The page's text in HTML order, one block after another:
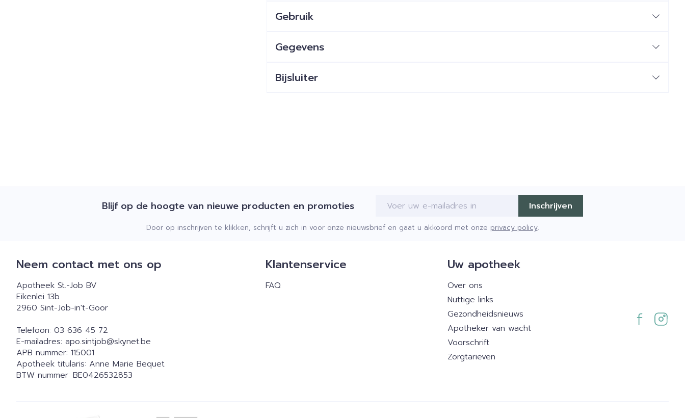
Gebruik
Gegevens
Bijsluiter
Blijf op de hoogte van nieuwe producten en promoties E-mail adres Inschrijven
Door op inschrijven te klikken, schrijft u zich in voor onze nieuwsbrief en gaat u akkoord met onze privacy policy.
Neem contact met ons op
Apotheek St.-Job BV
Eikenlei 13b
2960 Sint-Job-in't-Goor
Telefoon: 03 636 45 72
E-mailadres: apo.sintjob@skynet.be
APB nummer: 115001
Apotheek titularis: Anne Marie Bequet
BTW nummer: BE0426532853
Klantenservice
FAQ
Uw apotheek
Over ons
Nuttige links
Gezondheidsnieuws
Apotheker van wacht
Voorschrift
Zorgtarieven